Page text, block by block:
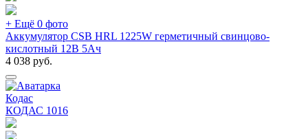
+ Ещё 0 фото
Аккумулятор CSB HRL 1225W герметичный свинцово-
кислотный 12В 5Ач
4 038 руб.
Кодас
КОДАС 1016